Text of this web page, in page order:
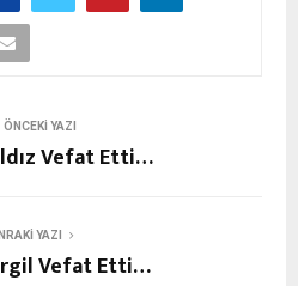
ÖNCEKI YAZI
Vefat Etti…
YAZI
Vefat Etti…